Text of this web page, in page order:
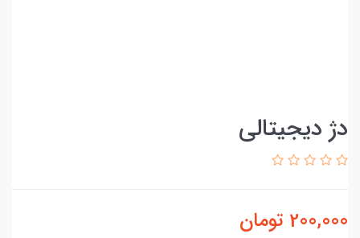
دژ دیجیتالی
200,000 تومان